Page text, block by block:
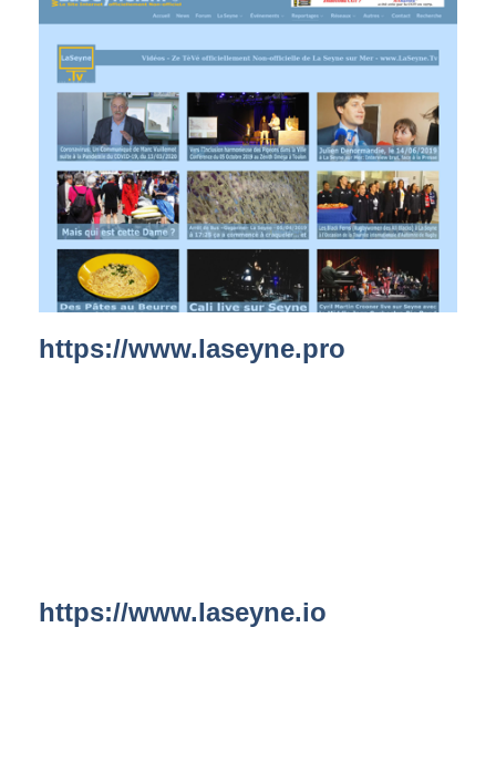
https://www.laseyne.pro
https://www.laseyne.io